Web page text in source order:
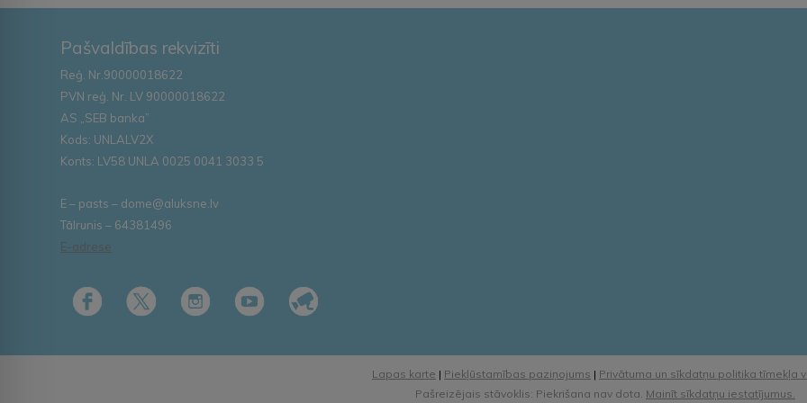
Pašvaldības rekvizīti
Reģ. Nr.90000018622
PVN reģ. Nr. LV 90000018622
AS „SEB banka”
Kods: UNLALV2X
Konts: LV58 UNLA 0025 0041 3033 5
E – pasts – dome@aluksne.lv
Tālrunis – 64381496
E-adrese
Lapas karte | Piekļūstamības paziņojums | Privātuma un sīkdatņu politika tīmekļa
Pašreizējais stāvoklis: Piekrišana nav dota. Mainīt sīkdatņu iestatījumus.